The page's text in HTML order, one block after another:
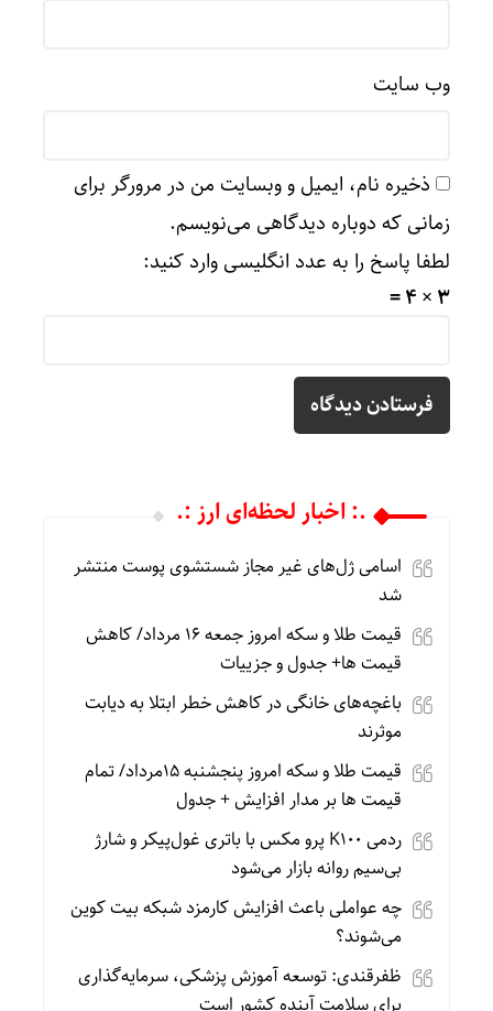
وب‌ سایت
ذخیره نام، ایمیل و وبسایت من در مرورگر برای
زمانی که دوباره دیدگاهی می‌نویسم.
لطفا پاسخ را به عدد انگلیسی وارد کنید:
3 × 4 =
.: اخبار لحظه‌ای ارز :.
اسامی ژل‌های غیر مجاز شستشوی پوست منتشر
شد
قیمت طلا و سکه امروز جمعه ۱۶ مرداد/ کاهش
قیمت ها+ جدول و جزییات
باغچه‌های خانگی در کاهش خطر ابتلا به دیابت
موثرند
قیمت طلا و سکه امروز پنجشنبه 15مرداد/ تمام
قیمت ها بر مدار افزایش + جدول
ردمی K100 پرو مکس با باتری غول‌پیکر و شارژ
بی‌سیم روانه بازار می‌شود
چه عواملی باعث افزایش کارمزد شبکه بیت کوین
می‌شوند؟
ظفرقندی: توسعه آموزش پزشکی، سرمایه‌گذاری
برای سلامت آینده کشور است